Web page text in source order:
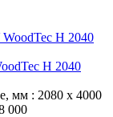
H 2040
мм : 2080 х 4000
000